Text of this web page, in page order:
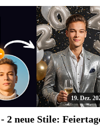
19. Dez.
2 neue Stile: